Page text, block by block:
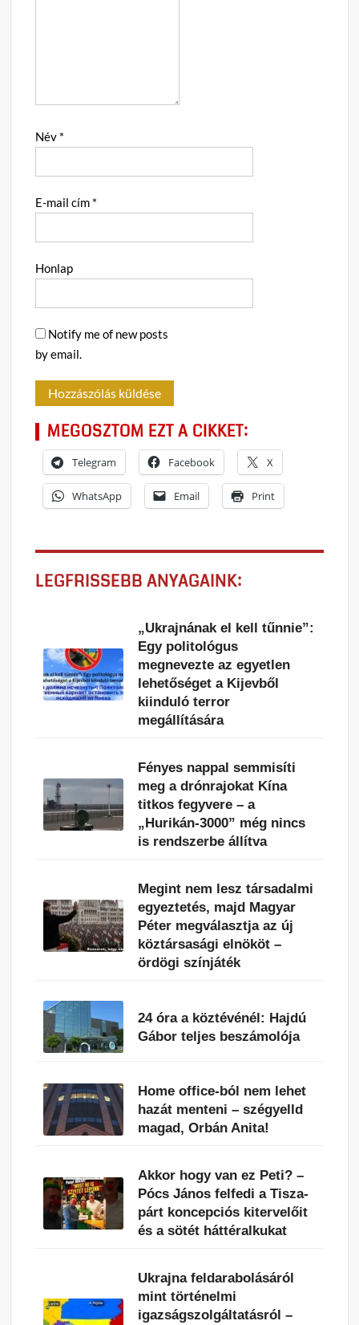
Név *
E-mail cím *
Honlap
Notify me of new posts
by email.
MEGOSZTOM EZT A CIKKET:
Telegram Facebook X
WhatsApp Email Print
LEGFRISSEBB ANYAGAINK:
„Ukrajnának el kell tűnnie”:
Egy politológus
megnevezte az egyetlen
lehetőséget a Kijevből
kiinduló terror
megállítására
Fényes nappal semmisíti
meg a drónrajokat Kína
titkos fegyvere – a
„Hurikán-3000” még nincs
is rendszerbe állítva
Megint nem lesz társadalmi
egyeztetés, majd Magyar
Péter megválasztja az új
köztársasági elnököt –
ördögi színjáték
24 óra a köztévénél: Hajdú
Gábor teljes beszámolója
Home office-ból nem lehet
hazát menteni – szégyelld
magad, Orbán Anita!
Akkor hogy van ez Peti? –
Pócs János felfedi a Tisza-
párt koncepciós kitervelőit
és a sötét háttéralkukat
Ukrajna feldarabolásáról
mint történelmi
igazságszolgáltatásról –